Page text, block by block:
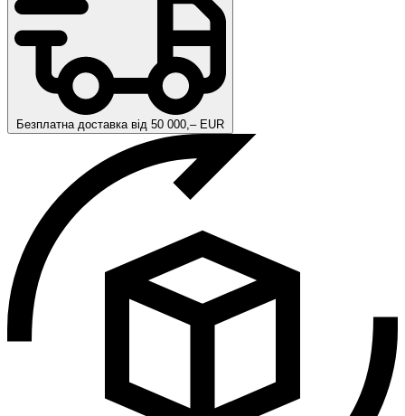
Безплатна доставка від 50 000,– EUR